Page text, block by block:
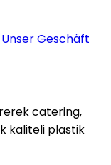
catering,
kaliteli plastik